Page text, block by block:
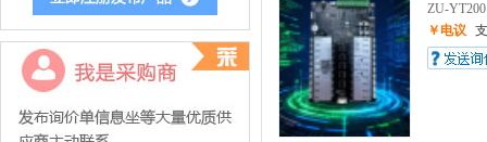
ZU-
￥电议